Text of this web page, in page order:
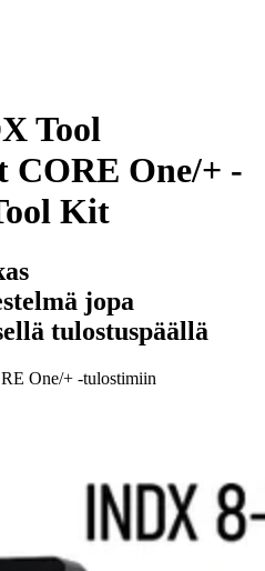
Tool
CORE One/+ -
Kit
jopa
tulostuspäällä
One/+ -tulostimiin